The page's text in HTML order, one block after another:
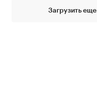
Загрузить еще